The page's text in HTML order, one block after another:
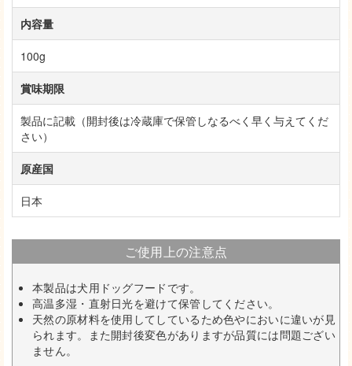
内容量
100g
賞味期限
製品に記載（開封後は冷蔵庫で保管しなるべく早く与えてくだ
さい）
原産国
日本
ご使用上の注意点
本製品は犬用ドッグフードです。
高温多湿・直射日光を避けて保管してください。
天然の原材料を使用してしているため色やにおいに違いが見
られます。また開封後変色がありますが品質には問題ござい
ません。